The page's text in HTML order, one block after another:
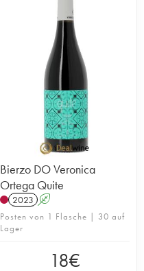
Bierzo DO Veronica
Ortega Quite
2023 A
Posten von 1 Flasche | 30 auf
Lager
18€